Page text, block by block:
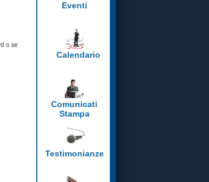
o se
Eventi
Calendario
Comunicati
Stampa
Testimonianze